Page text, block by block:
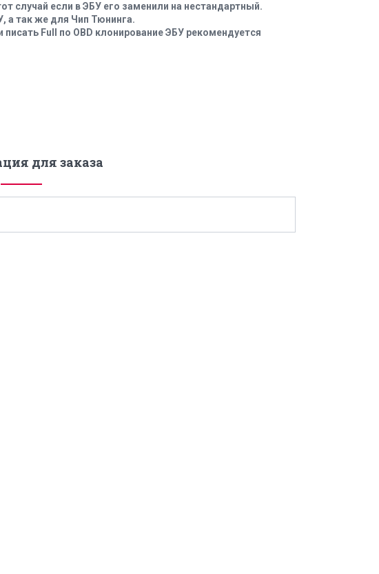
случай если в ЭБУ его заменили на нестандартный.
а так же для Чип Тюнинга.
Full по OBD клонирование ЭБУ рекомендуется
для заказа